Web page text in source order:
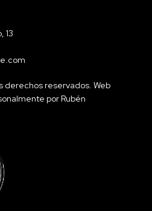
13
derechos reservados. Web
por Rubén